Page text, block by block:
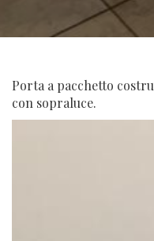
Porta a pacchetto
con sopraluce.